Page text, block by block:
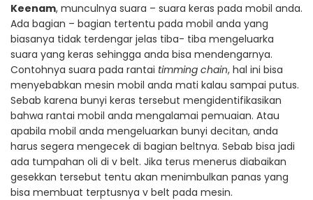
Keenam, munculnya suara – suara keras pada mobil anda.
Ada bagian – bagian tertentu pada mobil anda yang
biasanya tidak terdengar jelas tiba- tiba mengeluarka
suara yang keras sehingga anda bisa mendengarnya.
Contohnya suara pada rantai timming chain, hal ini bisa
menyebabkan mesin mobil anda mati kalau sampai putus.
Sebab karena bunyi keras tersebut mengidentifikasikan
bahwa rantai mobil anda mengalamai pemuaian. Atau
apabila mobil anda mengeluarkan bunyi decitan, anda
harus segera mengecek di bagian beltnya. Sebab bisa jadi
ada tumpahan oli di v belt. Jika terus menerus diabaikan
gesekkan tersebut tentu akan menimbulkan panas yang
bisa membuat terptusnya v belt pada mesin.